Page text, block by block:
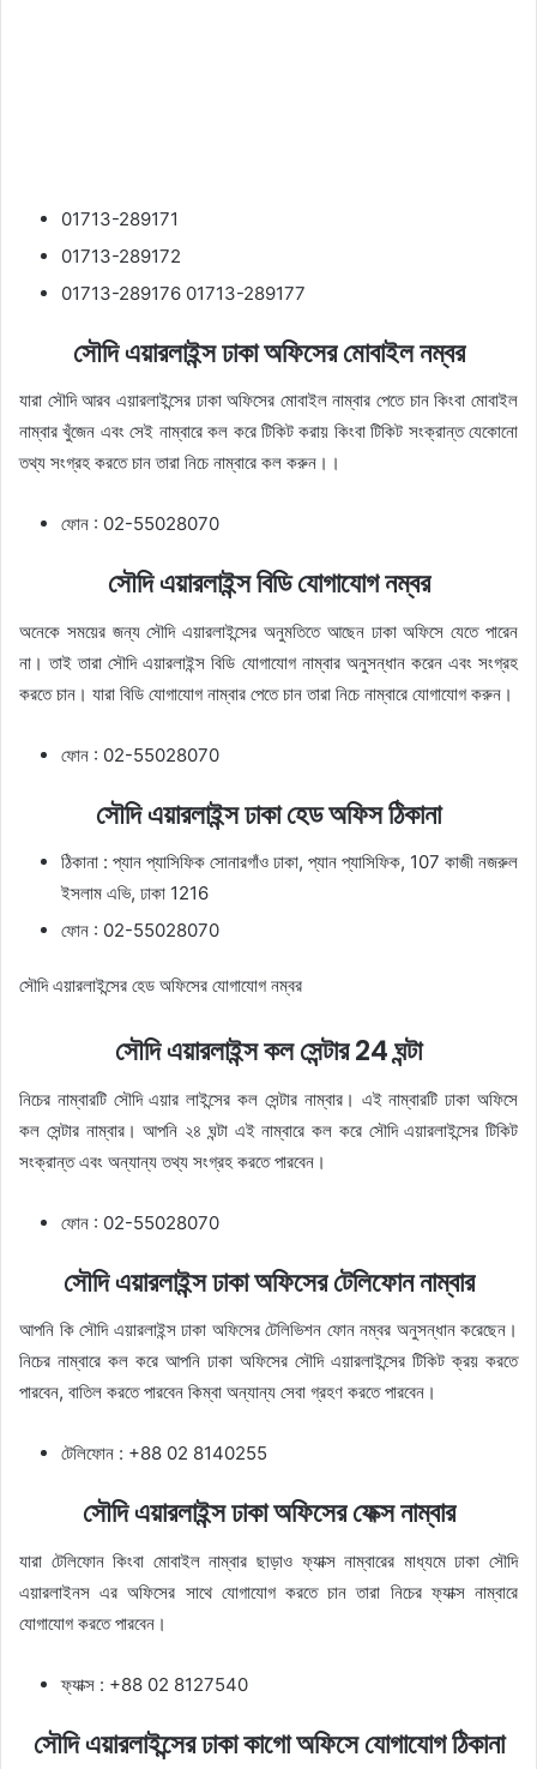
01713-289171
01713-289172
01713-289176 01713-289177
সৌদি এয়ারলাইন্স ঢাকা অফিসের মোবাইল নম্বর
যারা সৌদি আরব এয়ারলাইন্সের ঢাকা অফিসের মোবাইল নাম্বার পেতে চান কিংবা মোবাইল
নাম্বার খুঁজেন এবং সেই নাম্বারে কল করে টিকিট করায় কিংবা টিকিট সংক্রান্ত যেকোনো
তথ্য সংগ্রহ করতে চান তারা নিচে নাম্বারে কল করুন।।
ফোন : 02-55028070
সৌদি এয়ারলাইন্স বিডি যোগাযোগ নম্বর
অনেকে সময়ের জন্য সৌদি এয়ারলাইন্সের অনুমতিতে আছেন ঢাকা অফিসে যেতে পারেন
না। তাই তারা সৌদি এয়ারলাইন্স বিডি যোগাযোগ নাম্বার অনুসন্ধান করেন এবং সংগ্রহ
করতে চান। যারা বিডি যোগাযোগ নাম্বার পেতে চান তারা নিচে নাম্বারে যোগাযোগ করুন।
ফোন : 02-55028070
সৌদি এয়ারলাইন্স ঢাকা হেড অফিস ঠিকানা
ঠিকানা : প্যান প্যাসিফিক সোনারগাঁও ঢাকা, প্যান প্যাসিফিক, 107 কাজী নজরুল
ইসলাম এভি, ঢাকা 1216
ফোন : 02-55028070
সৌদি এয়ারলাইন্সের হেড অফিসের যোগাযোগ নম্বর
সৌদি এয়ারলাইন্স কল সেন্টার 24 ঘন্টা
নিচের নাম্বারটি সৌদি এয়ার লাইন্সের কল সেন্টার নাম্বার। এই নাম্বারটি ঢাকা অফিসে
কল সেন্টার নাম্বার। আপনি ২৪ ঘন্টা এই নাম্বারে কল করে সৌদি এয়ারলাইন্সের টিকিট
সংক্রান্ত এবং অন্যান্য তথ্য সংগ্রহ করতে পারবেন।
ফোন : 02-55028070
সৌদি এয়ারলাইন্স ঢাকা অফিসের টেলিফোন নাম্বার
আপনি কি সৌদি এয়ারলাইন্স ঢাকা অফিসের টেলিভিশন ফোন নম্বর অনুসন্ধান করেছেন।
নিচের নাম্বারে কল করে আপনি ঢাকা অফিসের সৌদি এয়ারলাইন্সের টিকিট ক্রয় করতে
পারবেন, বাতিল করতে পারবেন কিম্বা অন্যান্য সেবা গ্রহণ করতে পারবেন।
টেলিফোন : +88 02 8140255
সৌদি এয়ারলাইন্স ঢাকা অফিসের ফেক্স নাম্বার
যারা টেলিফোন কিংবা মোবাইল নাম্বার ছাড়াও ফ্যাক্স নাম্বারের মাধ্যমে ঢাকা সৌদি
এয়ারলাইনস এর অফিসের সাথে যোগাযোগ করতে চান তারা নিচের ফ্যাক্স নাম্বারে
যোগাযোগ করতে পারবেন।
ফ্যাক্স : +88 02 8127540
সৌদি এয়ারলাইন্সের ঢাকা কাগো অফিসে যোগাযোগ ঠিকানা